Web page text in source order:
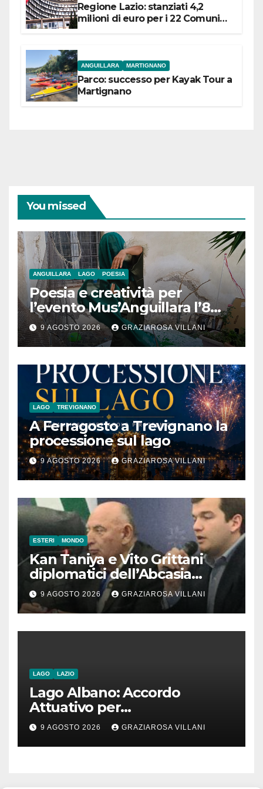
Regione Lazio: stanziati 4,2
milioni di euro per i 22 Comuni
ANGUILLARA MARTIGNANO
Parco: successo per Kayak Tour a
Martignano
You missed
ANGUILLARA LAGO POESIA
Poesia e creatività per
l’evento Mus’Anguillara l’8
agosto 2026 al Museo
Contadino
9 AGOSTO 2026 GRAZIAROSA VILLANI
LAGO TREVIGNANO
A Ferragosto a Trevignano la
processione sul lago
9 AGOSTO 2026 GRAZIAROSA VILLANI
ESTERI MONDO
Kan Taniya e Vito Grittani
diplomatici dell’Abcasia
contro nota del governo
romeno. “Non si può invocare
la costruzione di ponti e allo
stesso tempo condannare
9 AGOSTO 2026 GRAZIAROSA VILLANI
LAGO LAZIO
Lago Albano: Accordo
Attuativo per
l’interconnessione
acquedottistica da 29,5
milioni di euro
9 AGOSTO 2026 GRAZIAROSA VILLANI